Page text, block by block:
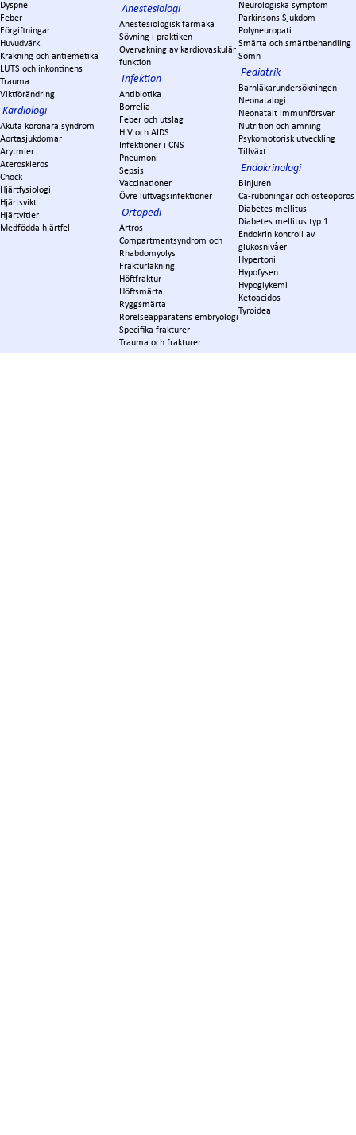
Dyspne
Feber
Förgiftningar
Huvudvärk
Kräkning och antiemetika
LUTS och inkontinens
Trauma
Viktförändring
Kardiologi
Akuta koronara syndrom
Aortasjukdomar
Arytmier
Ateroskleros
Chock
Hjärtfysiologi
Hjärtsvikt
Hjärtvitier
Medfödda hjärtfel
Anestesiologi
Anestesiologisk farmaka
Sövning i praktiken
Övervakning av kardiovaskulär
funktion
Infektion
Antibiotika
Borrelia
Feber och utslag
HIV och AIDS
Infektioner i CNS
Pneumoni
Sepsis
Vaccinationer
Övre luftvägsinfektioner
Ortopedi
Artros
Compartmentsyndrom och
Rhabdomyolys
Frakturläkning
Höftfraktur
Höftsmärta
Ryggsmärta
Rörelseapparatens embryologi
Specifika frakturer
Trauma och frakturer
Neurologiska symptom
Parkinsons Sjukdom
Polyneuropati
Smärta och smärtbehandling
Sömn
Pediatrik
Barnläkarundersökningen
Neonatalogi
Neonatalt immunförsvar
Nutrition och amning
Psykomotorisk utveckling
Tillväxt
Endokrinologi
Binjuren
Ca-rubbningar och osteoporos
Diabetes mellitus
Diabetes mellitus typ 1
Endokrin kontroll av
glukosnivåer
Hypertoni
Hypofysen
Hypoglykemi
Ketoacidos
Tyroidea